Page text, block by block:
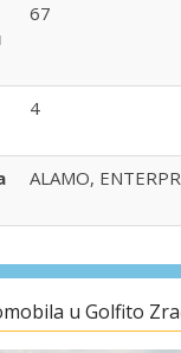
67
4
ALAMO,
u Golfito